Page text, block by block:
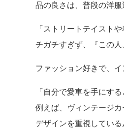
品の良さは、普段の洋服
「ストリートテイスト
チガチすぎず、『この
ファッション好きで、
「自分で愛車を手にす
例えば、ヴィンテージ
デザインを重視してい